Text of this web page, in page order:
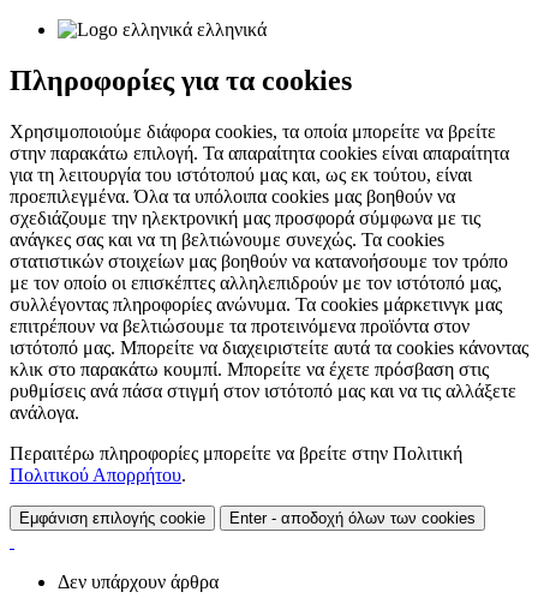
ελληνικά
Πληροφορίες για τα cookies
Χρησιμοποιούμε διάφορα cookies, τα οποία μπορείτε να βρείτε
στην παρακάτω επιλογή. Τα απαραίτητα cookies είναι απαραίτητα
για τη λειτουργία του ιστότοπού μας και, ως εκ τούτου, είναι
προεπιλεγμένα. Όλα τα υπόλοιπα cookies μας βοηθούν να
σχεδιάζουμε την ηλεκτρονική μας προσφορά σύμφωνα με τις
ανάγκες σας και να τη βελτιώνουμε συνεχώς. Τα cookies
στατιστικών στοιχείων μας βοηθούν να κατανοήσουμε τον τρόπο
με τον οποίο οι επισκέπτες αλληλεπιδρούν με τον ιστότοπό μας,
συλλέγοντας πληροφορίες ανώνυμα. Τα cookies μάρκετινγκ μας
επιτρέπουν να βελτιώσουμε τα προτεινόμενα προϊόντα στον
ιστότοπό μας. Μπορείτε να διαχειριστείτε αυτά τα cookies κάνοντας
κλικ στο παρακάτω κουμπί. Μπορείτε να έχετε πρόσβαση στις
ρυθμίσεις ανά πάσα στιγμή στον ιστότοπό μας και να τις αλλάξετε
ανάλογα.
Περαιτέρω πληροφορίες μπορείτε να βρείτε στην Πολιτική
Πολιτικού Απορρήτου.
Εμφάνιση επιλογής cookie Enter - αποδοχή όλων των cookies
Δεν υπάρχουν άρθρα